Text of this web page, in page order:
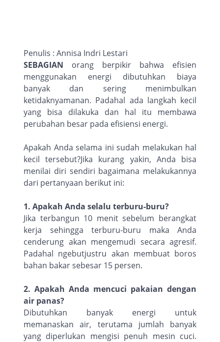
Penulis : Annisa Indri Lestari
SEBAGIAN orang berpikir bahwa efisien
menggunakan energi dibutuhkan biaya
banyak dan sering menimbulkan
ketidaknyamanan. Padahal ada langkah kecil
yang bisa dilakuka dan hal itu membawa
perubahan besar pada efisiensi energi.
Apakah Anda selama ini sudah melakukan hal
kecil tersebut?Jika kurang yakin, Anda bisa
menilai diri sendiri bagaimana melakukannya
dari pertanyaan berikut ini:
1. Apakah Anda selalu terburu-buru?
Jika terbangun 10 menit sebelum berangkat
kerja sehingga terburu-buru maka Anda
cenderung akan mengemudi secara agresif.
Padahal ngebutjustru akan membuat boros
bahan bakar sebesar 15 persen.
2. Apakah Anda mencuci pakaian dengan
air panas?
Dibutuhkan banyak energi untuk
memanaskan air, terutama jumlah banyak
yang diperlukan mengisi penuh mesin cuci.